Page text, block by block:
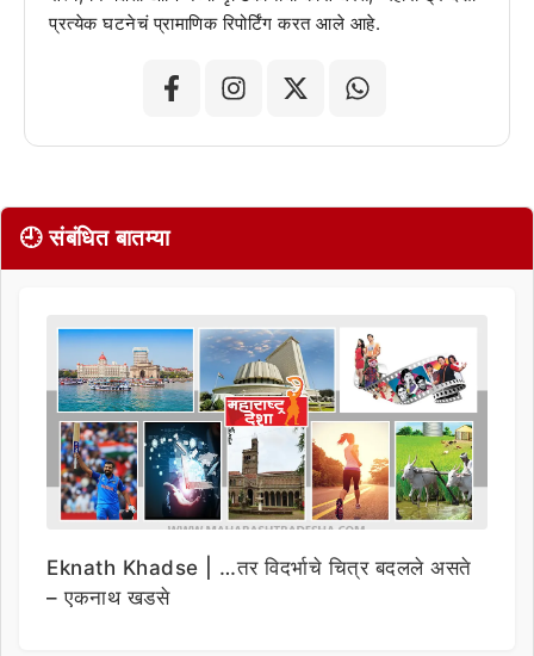
प्रत्येक घटनेचं प्रामाणिक रिपोर्टिंग करत आले आहे.
🕘 संबंधित बातम्या
Eknath Khadse | …तर विदर्भाचे चित्र बदलले असते
– एकनाथ खडसे